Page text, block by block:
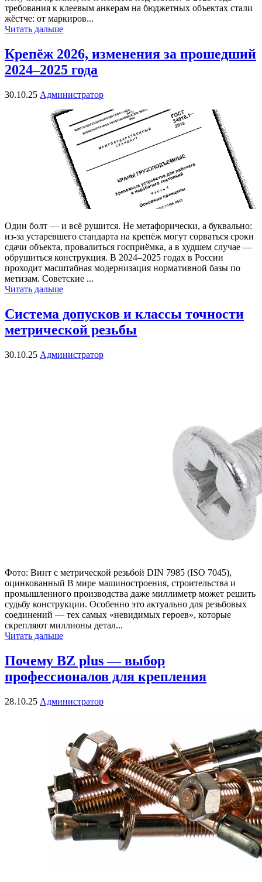
требования к клеевым анкерам на бюджетных объектах стали
жёстче: от маркиров...
Читать дальше
Крепёж 2026, изменения за прошедший
2024–2025 года
30.10.25 Администратор
Один болт — и всё рушится. Не метафорически, а буквально:
из-за устаревшего стандарта на крепёж могут сорваться сроки
сдачи объекта, провалиться госприёмка, а в худшем случае —
обрушиться конструкция. В 2024–2025 годах в России
проходит масштабная модернизация нормативной базы по
метизам. Советские ...
Читать дальше
Система допусков и классы точности
метрической резьбы
30.10.25 Администратор
Фото: Винт с метрической резьбой DIN 7985 (ISO 7045),
оцинкованный В мире машиностроения, строительства и
промышленного производства даже миллиметр может решить
судьбу конструкции. Особенно это актуально для резьбовых
соединений — тех самых «невидимых героев», которые
скрепляют миллионы детал...
Читать дальше
Почему BZ plus — выбор
профессионалов для крепления
28.10.25 Администратор